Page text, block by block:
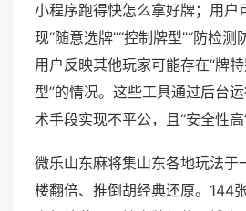
小程序跑得快怎么拿好牌；用户
现“随意选牌”“控制牌型”“防检测
用户反映其他玩家可能存在“牌
型”的情况。这些工具通过后台
术手段实现不平公，且“安全性高
微乐山东麻将集山东各地玩法于
楼翻倍、推倒胡经典还原。144